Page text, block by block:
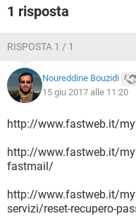
1 risposta
RISPOSTA 1 / 1
Noureddine Bouzidi
15 giu 2017 alle 11:20
http://www.fastweb.it/
http://www.fastweb.it/
fastmail/
http://www.fastweb.it/
servizi/reset-recupero-